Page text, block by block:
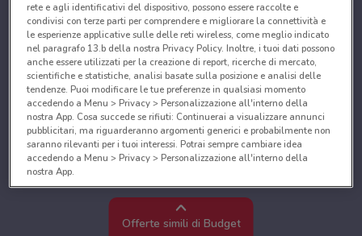
Offerte simili di Budget
rete e agli identificativi del dispositivo, possono essere raccolte e
condivisi con terze parti per comprendere e migliorare la connettività e
le esperienze applicative sulle delle reti wireless, come meglio indicato
nel paragrafo 13.b della nostra Privacy Policy. Inoltre, i tuoi dati possono
anche essere utilizzati per la creazione di report, ricerche di mercato,
scientifiche e statistiche, analisi basate sulla posizione e analisi delle
tendenze. Puoi modificare le tue preferenze in qualsiasi momento
accedendo a Menu > Privacy > Personalizzazione all'interno della
nostra App. Cosa succede se rifiuti: Continuerai a visualizzare annunci
pubblicitari, ma riguarderanno argomenti generici e probabilmente non
saranno rilevanti per i tuoi interessi. Potrai sempre cambiare idea
accedendo a Menu > Privacy > Personalizzazione all'interno della
nostra App.
Noi e i nostri partner trattiamo i dati per fornire:
Utilizzare dati di geolocalizzazione precisi. Scansione attiva delle
caratteristiche del dispositivo ai fini dell’identificazione. Archiviare